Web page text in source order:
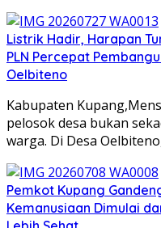
Listrik Hadir, Harapan
PLN Percepat
Oelbiteno
Kabupaten
pelosok desa bukan
warga. Di Desa
Pemkot Kupang
Kemanusiaan Dimulai